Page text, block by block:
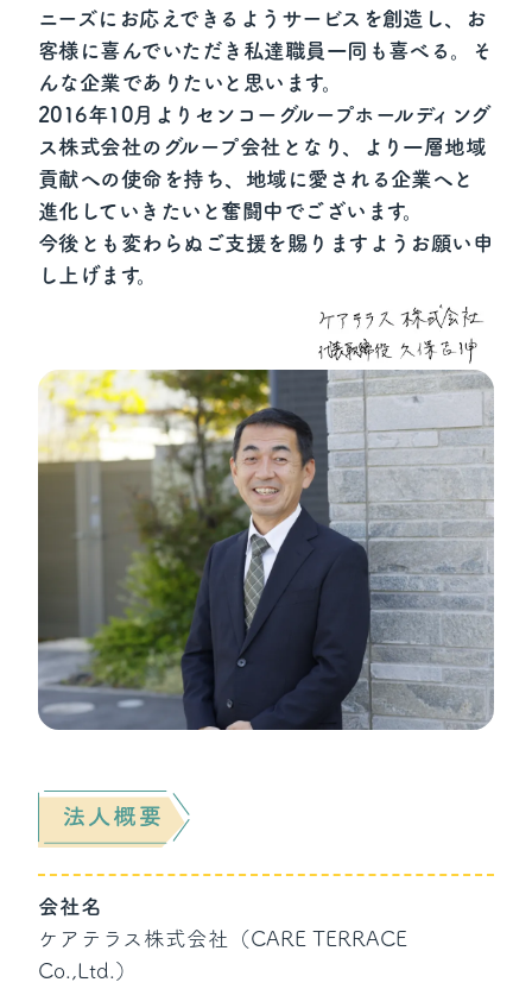
ニーズにお応えできるようサービスを創造し、お
客様に喜んでいただき私達職員一同も喜べる。そ
んな企業でありたいと思います。
2016年10月よりセンコーグループホールディング
ス株式会社のグループ会社となり、より一層地域
貢献への使命を持ち、地域に愛される企業へと
進化していきたいと奮闘中でございます。
今後とも変わらぬご支援を賜りますようお願い申
し上げます。
会社名
ケアテラス株式会社（CARE TERRACE
Co.,Ltd.）